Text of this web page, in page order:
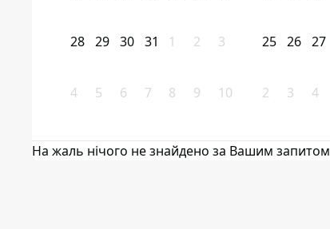
28 29 30 31 1 2 3
4 5 6 7 8 9 10
25 26 27
2 3 4
На жаль нічого не знайдено за Вашим запитом